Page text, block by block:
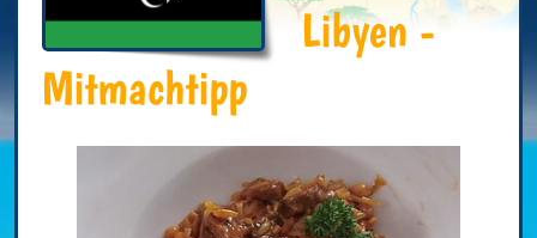
Libyen -
Mitmachtipp